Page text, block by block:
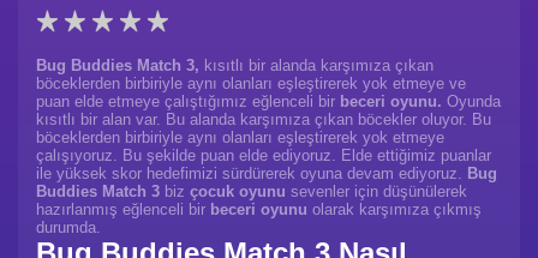
Bug Buddies Match 3, kısıtlı bir alanda karşımıza çıkan
böceklerden birbiriyle aynı olanları eşleştirerek yok etmeye ve
puan elde etmeye çalıştığımız eğlenceli bir beceri oyunu. Oyunda
kısıtlı bir alan var. Bu alanda karşımıza çıkan böcekler oluyor. Bu
böceklerden birbiriyle aynı olanları eşleştirerek yok etmeye
çalışıyoruz. Bu şekilde puan elde ediyoruz. Elde ettiğimiz puanlar
ile yüksek skor hedefimizi sürdürerek oyuna devam ediyoruz. Bug
Buddies Match 3 biz çocuk oyunu sevenler için düşünülerek
hazırlanmış eğlenceli bir beceri oyunu olarak karşımıza çıkmış
durumda.